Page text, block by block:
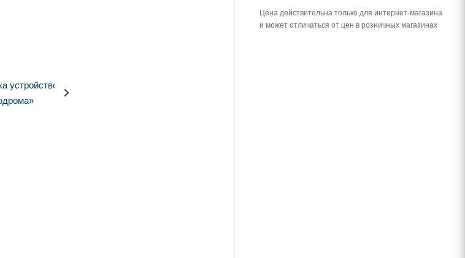
Цена действительна только для интернет-магазина
и может отличаться от цен в розничных магазинах